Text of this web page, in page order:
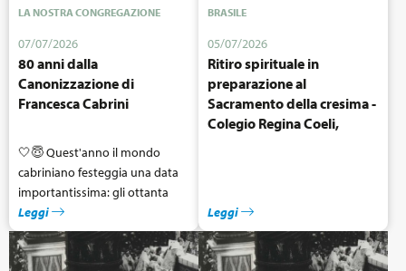
LA NOSTRA CONGREGAZIONE
07/07/2026
80 anni dalla
Canonizzazione di
Francesca Cabrini
🤍😇 Quest'anno il mondo
cabriniano festeggia una data
importantissima: gli ottanta
anni dal giorno in cui Francesca
Saverio Cabrini è stata
proclamata Santa, da Papa Pio
Leggi
BRASILE
05/07/2026
Ritiro spirituale in
preparazione al
Sacramento della cresima -
Colegio Regina Coeli,
Leggi